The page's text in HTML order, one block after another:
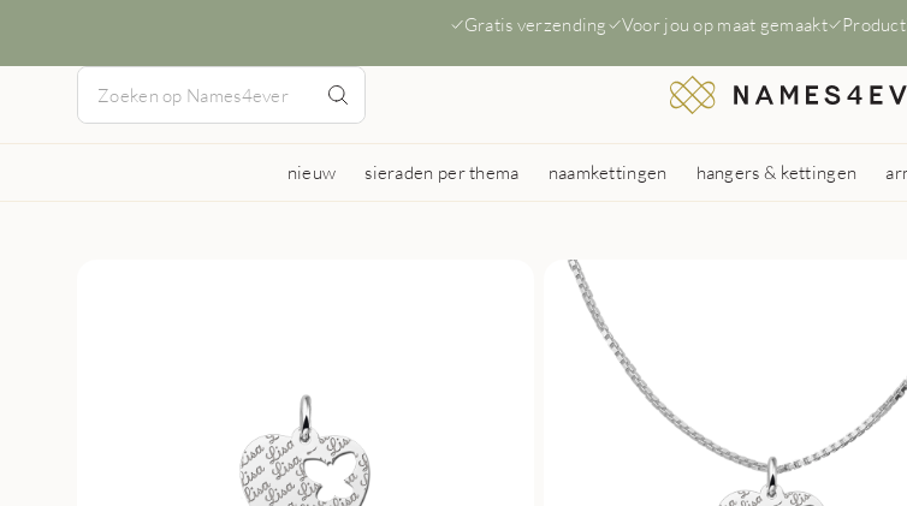
Gratis verzending Voor jou op maat gemaakt
nieuw sieraden per thema naamkettingen hangers & kettingen